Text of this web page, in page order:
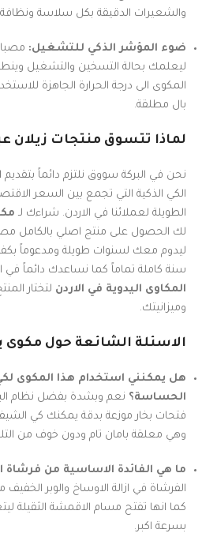
والشعيرات الدقيقة بكل سلاسة
ضوء المؤشر الذكي للتشغيل:
ليعلمك بحالة التسخين والتشغيل
المكوى الى درجة الحرارة الجاهزة
بال مطلقة.
لماذا تتسوق منتجات زيلان
نحن في البركة سووق نلتزم دائماً بتقديم
الكي الذكية التي تجمع بين السعر
الطويلة لعملائنا في الاردن. شراءك لـ
لك الحصول على منتج اصلي بالكامل
ليدوم معك لسنوات طويلة ومدعوماً
سنة كاملة تماماً كما نساعدك دائماً
المكاوى اليدوية في الاردن لتختار
وميزانيتك.
الاسئلة الشائعة حول مكوى
هل يمكنني استخدام هذا المكوى
الحساسة؟
فتحات بخار موزعة بدقة يمكنك كي
وهي معلقة بامان تام ودون خوف من
ما هي الفائدة الاساسية من فرشاة
الفرشاة في ازالة الاوساخ والوبر
كما انها تفتح مسام الاقمشة الثقيلة
بسرعة اكبر.